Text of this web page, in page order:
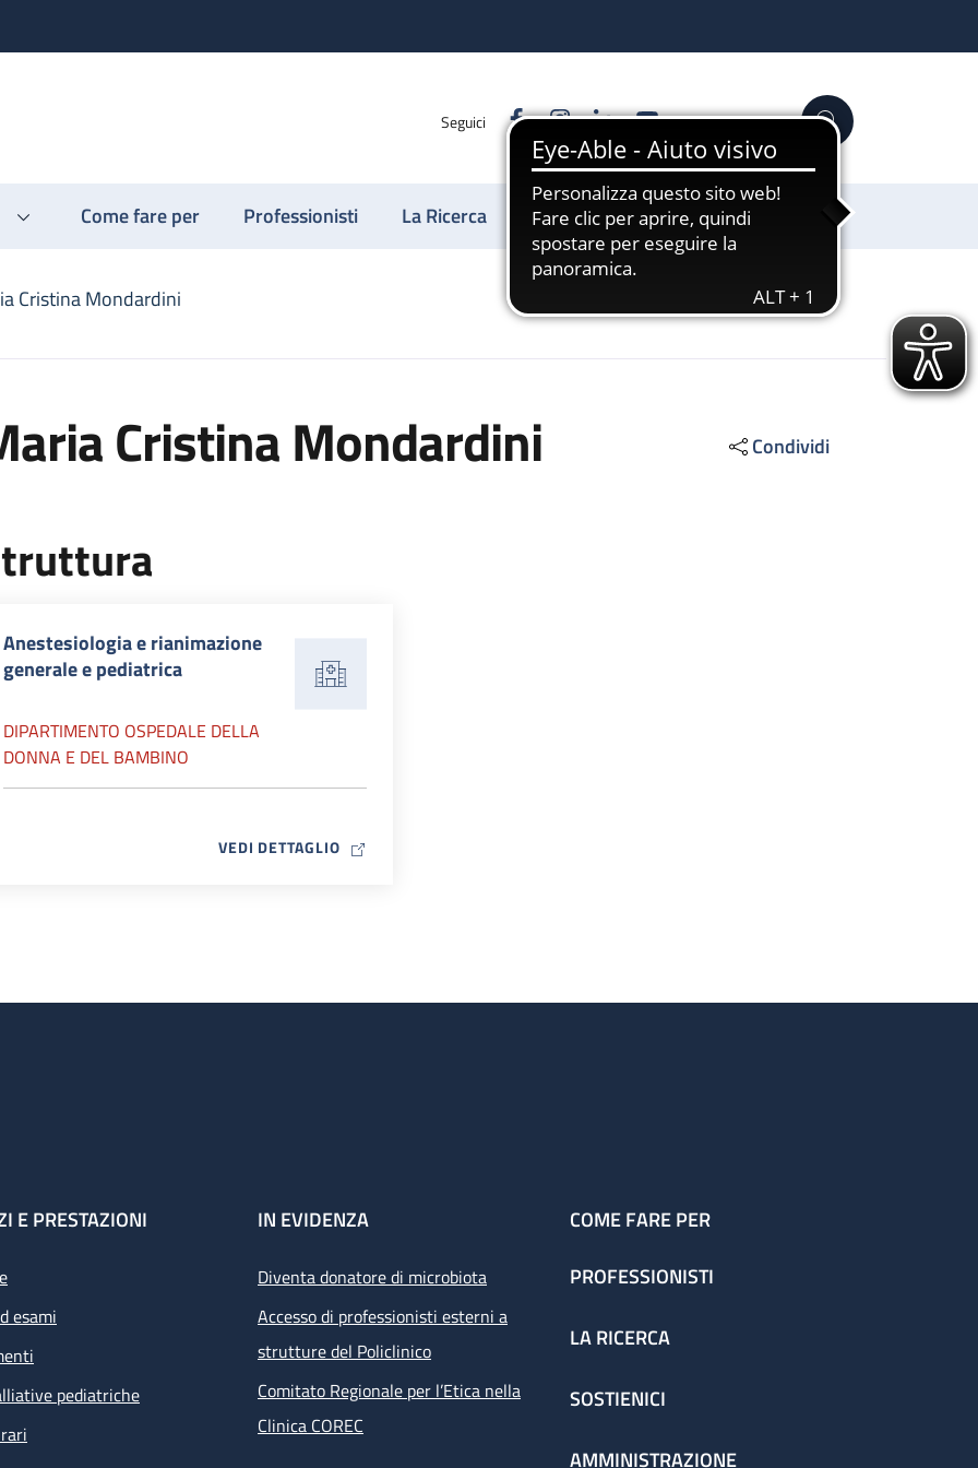
Seguici FacebookInstagram
LinkedinYouTube Cerca
Come fare per Professionisti La Ricerca Sostienici
Cristina Mondardini
Cristina Mondardini Condividi
Anestesiologia e rianimazione
generale e pediatrica
DIPARTIMENTO OSPEDALE DELLA
DONNA E DEL BAMBINO
VEDI DETTAGLIOMAP ICON
E PRESTAZIONI
esami
pediatriche
IN EVIDENZA
Diventa donatore di microbiota
Accesso di professionisti esterni a
strutture del Policlinico
Comitato Regionale per l’Etica nella
Clinica COREC
COME FARE PER
PROFESSIONISTI
LA RICERCA
SOSTIENICI
AMMINISTRAZIONE